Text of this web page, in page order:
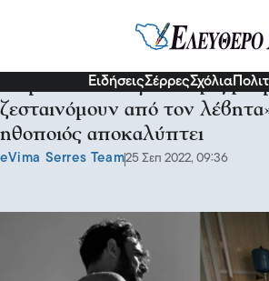
ΕιδήσειςΣέρρεςΣχόλια
«Έμενα σε υπόγειο χωρίς
ζεσταινόμουν από τον
ηθοποιός αποκαλύπτει
eVima Serres Team25 Σεπ 2022, 09:36